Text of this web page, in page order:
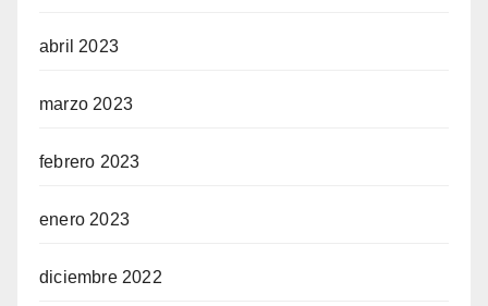
abril 2023
marzo 2023
febrero 2023
enero 2023
diciembre 2022